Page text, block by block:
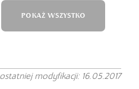
POKAŻ WSZYSTKO
modyfikacji: 16.05.2017